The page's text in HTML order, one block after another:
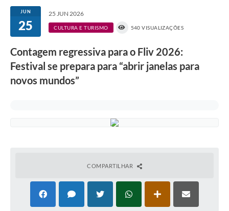
Notícias
Diário Oficial
Prestação de Contas
Contas Públicas
JUN
25
25 JUN 2026
CULTURA E TURISMO 540 VISUALIZAÇÕES
Contagem regressiva para o Fliv 2026:
Festival se prepara para “abrir janelas para
novos mundos”
COMPARTILHAR